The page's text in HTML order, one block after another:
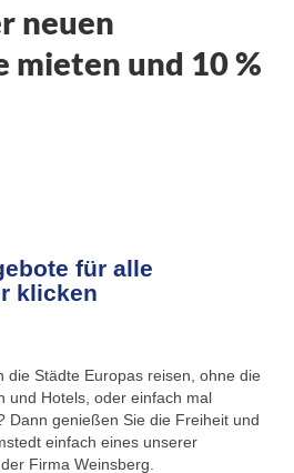
neuen
mieten und 10 %
für alle
klicken
die Städte Europas reisen, ohne die
und Hotels, oder einfach mal
Dann genießen Sie die Freiheit und
einfach eines unserer
Firma Weinsberg.